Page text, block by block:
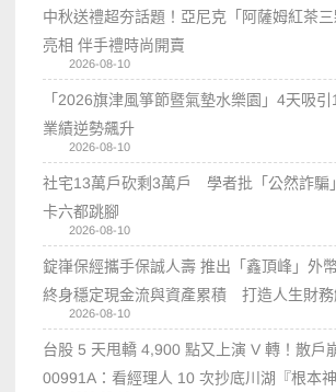
中秋送禮超夯話題！亞尼克「阿薩姆紅茶
亮相 伴手禮時尚開賣
2026-08-10
「2026旗津風箏節暨氣墊水樂園」4天吸
業績逆勢飆升
2026-08-10
社宅13萬戶砍剩3萬戶 學者批「公然詐
卡六都跳腳
2026-08-10
錠嵂保經攜手保誠人壽 推出「鑫頂峰」外
終身穩定現金流與資產累積 打造人生財務
2026-08-10
台股 5 天甩轎 4,900 點又上演 V 轉！散戶
00991A：看經理人 10 次抄底川湖『根本神